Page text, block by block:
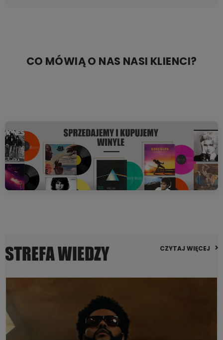
CO MÓWIĄ O NAS NASI KLIENCI?
STREFA WIEDZY CZYTAJ WIĘCEJ